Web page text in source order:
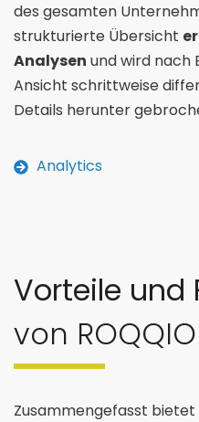
des gesamten
strukturierte Übersicht
Analysen und wird nach
Ansicht schrittweise
Details herunter
Analytics
Vorteile und
von
Zusammengefasst bietet